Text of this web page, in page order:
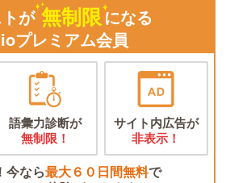
が 無制限になる
プレミアム会員
語彙力診断が
無制限！
サイト内広告が
非表示！
今なら最大６０日間無料で